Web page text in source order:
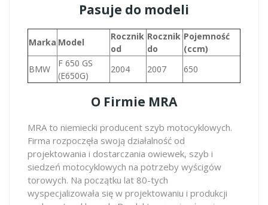
Pasuje do modeli
Marka Model
Rocznik
od
Rocznik
do
Pojemność
(ccm)
BMW
F 650 GS
(E650G)
2004 2007 650
O Firmie MRA
MRA to niemiecki producent szyb motocyklowych.
Firma rozpoczęła swoją działalność od
projektowania i dostarczania owiewek, szyb i
siedzeń motocyklowych na potrzeby wyścigów
torowych. Na początku lat 80-tych
wyspecjalizowała się w projektowaniu i produkcji